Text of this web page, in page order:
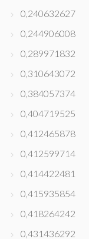
0,240632627
0,244906008
0,289971832
0,310643072
0,384057374
0,404719525
0,412465878
0,412599714
0,414422481
0,415935854
0,418264242
0,431436292